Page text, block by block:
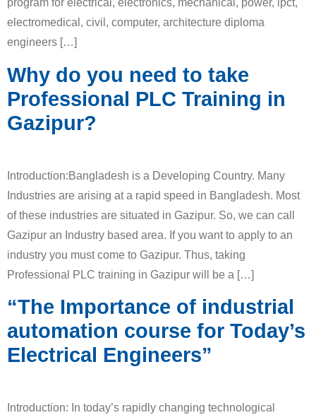
program for electrical, electronics, mechanical, power, ipct,
electromedical, civil, computer, architecture diploma
engineers […]
Why do you need to take
Professional PLC Training in
Gazipur?
Introduction:Bangladesh is a Developing Country. Many
Industries are arising at a rapid speed in Bangladesh. Most
of these industries are situated in Gazipur. So, we can call
Gazipur an Industry based area. If you want to apply to an
industry you must come to Gazipur. Thus, taking
Professional PLC training in Gazipur will be a […]
“The Importance of industrial
automation course for Today’s
Electrical Engineers”
Introduction: In today’s rapidly changing technological